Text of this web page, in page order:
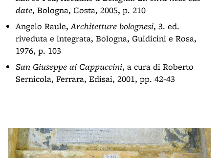
date, Bologna, Costa, 2005, p. 210
Angelo Raule,Architetture bolognesi, 3. ed.
riveduta e integrata, Bologna, Guidicini e Rosa,
1976, p. 103
San Giuseppe ai Cappuccini, a cura di Roberto
Sernicola, Ferrara, Edisai, 2001, pp. 42-43